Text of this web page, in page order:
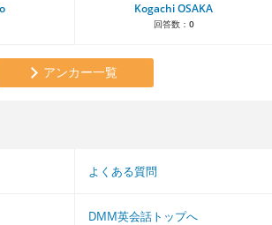
Kogachi OSAKA
回答数： 0
アンカー一覧
よくある質問
DMM英会話トップへ